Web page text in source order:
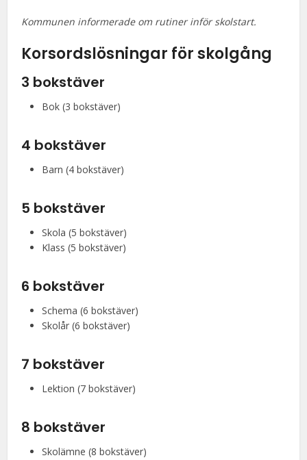
Kommunen informerade om rutiner inför skolstart.
Korsordslösningar förskolgång
3 bokstäver
Bok (3 bokstäver)
4 bokstäver
Barn (4 bokstäver)
5 bokstäver
Skola (5 bokstäver)
Klass (5 bokstäver)
6 bokstäver
Schema (6 bokstäver)
Skolår (6 bokstäver)
7 bokstäver
Lektion (7 bokstäver)
8 bokstäver
Skolämne (8 bokstäver)